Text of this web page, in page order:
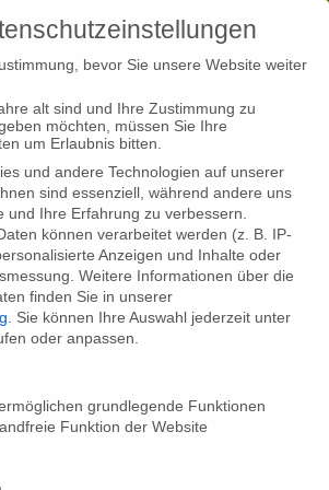
Fröhlich
wie wichtig die Pflegevorsorge ist.
der Pflegebedürftigen über die 3-Millionen-
ein Thema, das für viele
steigt seit Jahren. Nun ergab
eine aktuelle Auswertung des
bevor Sie unsere Website weiter
alt sind und Ihre Zustimmung zu
möchten, müssen Sie Ihre
um Erlaubnis bitten.
und andere Technologien auf unserer
sind essenziell, während andere uns
und Ihre Erfahrung zu verbessern.
können verarbeitet werden (z. B. IP-
Anzeigen und Inhalte oder
Weitere Informationen über die
finden Sie in unserer
Sie können Ihre Auswahl jederzeit unter
oder anpassen.
grundlegende Funktionen
Funktion der Website